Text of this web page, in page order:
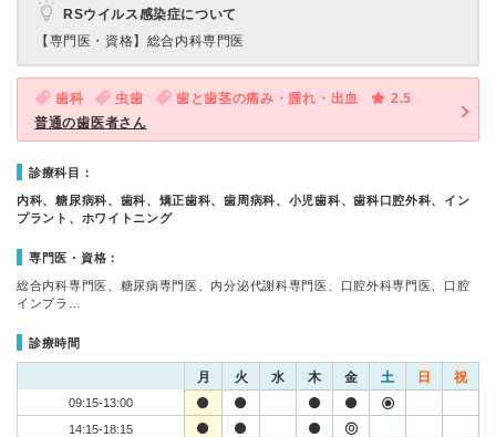
RSウイルス感染症について
【専門医・資格】 総合内科専門医
歯科 虫歯 歯と歯茎の痛み・腫れ・出血
2.5
普通の歯医者さん
診療科目：
内科、糖尿病科、歯科、矯正歯科、歯周病科、小児歯科、歯科口腔外科、イン
プラント、ホワイトニング
専門医・資格：
総合内科専門医、糖尿病専門医、内分泌代謝科専門医、口腔外科専門医、口腔
インプラ…
診療時間
月 火 水 木 金 土 日 祝
09:15-13:00
14:15-18:15